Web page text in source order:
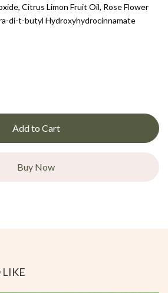
Citrus Limon Fruit Oil, Rose Flower
di-t-butyl Hydroxyhydrocinnamate
Add to Cart
Buy Now
LIKE